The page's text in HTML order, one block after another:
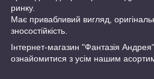
ринку.
Має привабливий вигляд,
зносостійкість.
Інтернет-магазин "Фантазія
ознайомитися з усім нашим